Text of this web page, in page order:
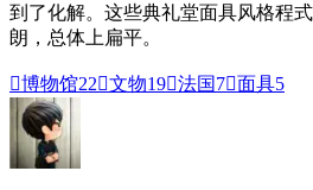
到了化解。这些典礼堂面具风格程
朗，总体上扁平。
博物馆22文物19法国7面具5